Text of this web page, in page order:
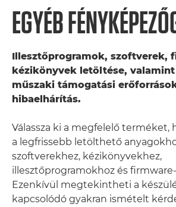
EGYÉB
Illesztőprogramok, szoftverek,
kézikönyvek letöltése,
műszaki támogatási
hibaelhárítás.
Válassza ki a megfelelő terméket,
a legfrissebb letölthető
szoftverekhez, kézikönyvekhez,
illesztőprogramokhoz és
Ezenkívül megtekintheti a
kapcsolódó gyakran ismételt